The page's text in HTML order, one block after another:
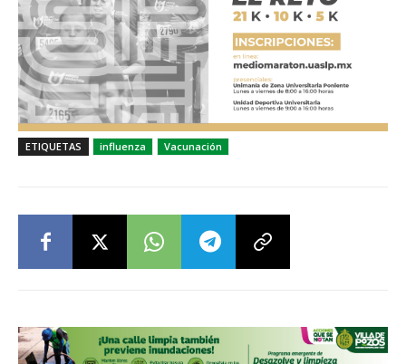
ETIQUETAS influenza Vacunación